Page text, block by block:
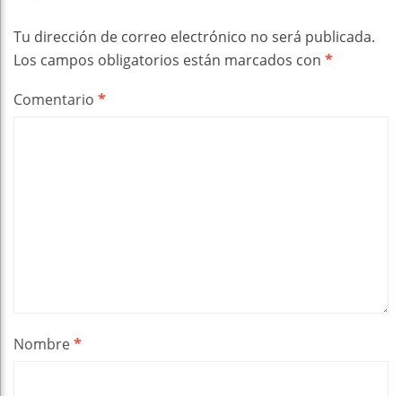
Tu dirección de correo electrónico no será publicada.
Los campos obligatorios están marcados con *
Comentario *
Nombre*